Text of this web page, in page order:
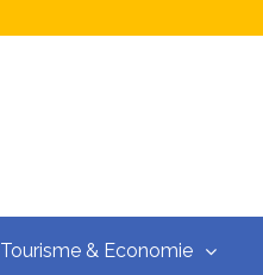
Tourisme & Economie